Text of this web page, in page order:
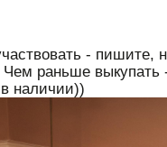
- пишите,
Чем раньше
наличии))